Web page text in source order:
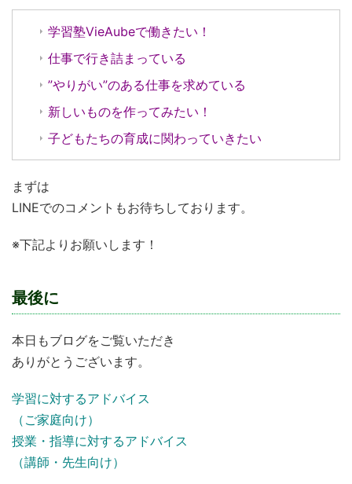
学習塾VieAubeで働きたい！
仕事で行き詰まっている
”やりがい”のある仕事を求めている
新しいものを作ってみたい！
子どもたちの育成に関わっていきたい
まずは
LINEでのコメントもお待ちしております。
※下記よりお願いします！
最後に
本日もブログをご覧いただき
ありがとうございます。
学習に対するアドバイス
（ご家庭向け）
授業・指導に対するアドバイス
（講師・先生向け）